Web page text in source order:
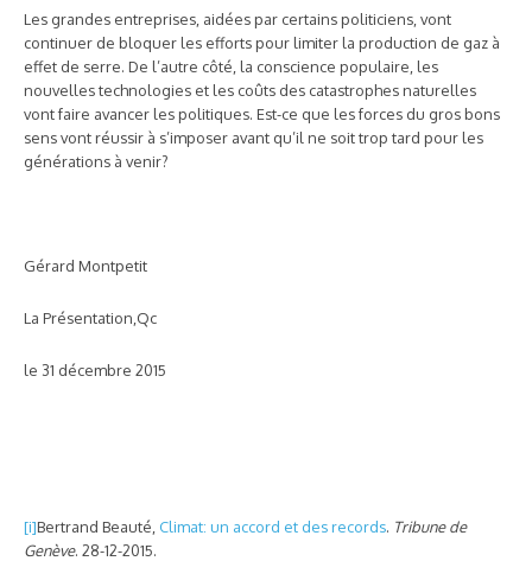
Les grandes entreprises, aidées par certains politiciens, vont
continuer de bloquer les efforts pour limiter la production de gaz à
effet de serre. De l’autre côté, la conscience populaire, les
nouvelles technologies et les coûts des catastrophes naturelles
vont faire avancer les politiques. Est-ce que les forces du gros bons
sens vont réussir à s’imposer avant qu’il ne soit trop tard pour les
générations à venir?
Gérard Montpetit
La Présentation,Qc
le 31 décembre 2015
[i]Bertrand Beauté, Climat: un accord et des records. Tribune de
Genève. 28-12-2015.